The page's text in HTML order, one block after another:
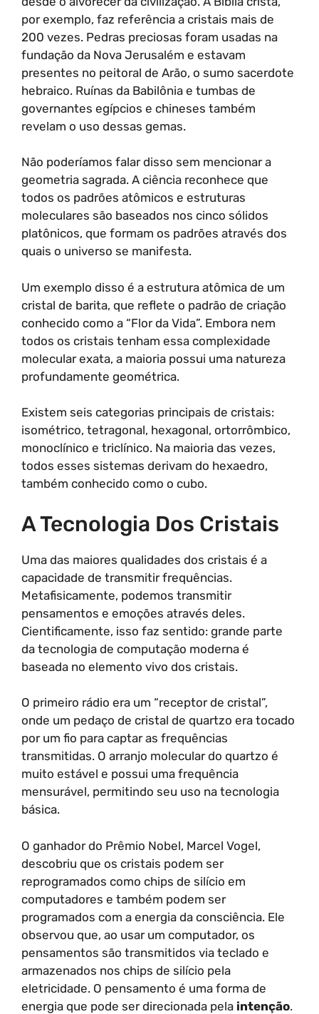
por exemplo, faz referência a cristais mais de
200 vezes. Pedras preciosas foram usadas na
fundação da Nova Jerusalém e estavam
presentes no peitoral de Arão, o sumo sacerdote
hebraico. Ruínas da Babilônia e tumbas de
governantes egípcios e chineses também
revelam o uso dessas gemas.
Não poderíamos falar disso sem mencionar a
geometria sagrada. A ciência reconhece que
todos os padrões atômicos e estruturas
moleculares são baseados nos cinco sólidos
platônicos, que formam os padrões através dos
quais o universo se manifesta.
Um exemplo disso é a estrutura atômica de um
cristal de barita, que reflete o padrão de criação
conhecido como a “Flor da Vida”. Embora nem
todos os cristais tenham essa complexidade
molecular exata, a maioria possui uma natureza
profundamente geométrica.
Existem seis categorias principais de cristais:
isométrico, tetragonal, hexagonal, ortorrômbico,
monoclínico e triclínico. Na maioria das vezes,
todos esses sistemas derivam do hexaedro,
também conhecido como o cubo.
A Tecnologia Dos Cristais
Uma das maiores qualidades dos cristais é a
capacidade de transmitir frequências.
Metafisicamente, podemos transmitir
pensamentos e emoções através deles.
Cientificamente, isso faz sentido: grande parte
da tecnologia de computação moderna é
baseada no elemento vivo dos cristais.
O primeiro rádio era um “receptor de cristal”,
onde um pedaço de cristal de quartzo era tocado
por um fio para captar as frequências
transmitidas. O arranjo molecular do quartzo é
muito estável e possui uma frequência
mensurável, permitindo seu uso na tecnologia
básica.
O ganhador do Prêmio Nobel, Marcel Vogel,
descobriu que os cristais podem ser
reprogramados como chips de silício em
computadores e também podem ser
programados com a energia da consciência. Ele
observou que, ao usar um computador, os
pensamentos são transmitidos via teclado e
armazenados nos chips de silício pela
eletricidade. O pensamento é uma forma de
energia que pode ser direcionada pela intenção.